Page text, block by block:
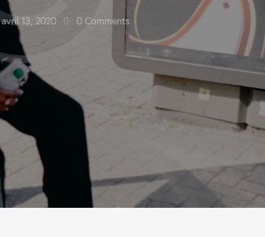
avril 13, 2020 0 Comments